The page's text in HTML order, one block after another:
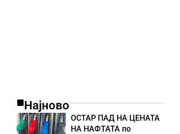
Најново
ОСТАР ПАД НА ЦЕНАТА
НА НАФТАТА по